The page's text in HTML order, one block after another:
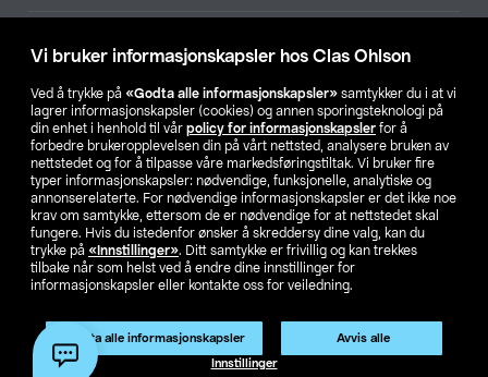
Vi bruker informasjonskapsler hos Clas Ohlson
Ved å trykke på «Godta alle informasjonskapsler» samtykker du i at vi
lagrer informasjonskapsler (cookies) og annen sporingsteknologi på
din enhet i henhold til vår policy for informasjonskapsler for å
forbedre brukeropplevelsen din på vårt nettsted, analysere bruken av
nettstedet og for å tilpasse våre markedsføringstiltak. Vi bruker fire
typer informasjonskapsler: nødvendige, funksjonelle, analytiske og
annonserelaterte. For nødvendige informasjonskapsler er det ikke noe
krav om samtykke, ettersom de er nødvendige for at nettstedet skal
fungere. Hvis du istedenfor ønsker å skreddersy dine valg, kan du
trykke på «Innstillinger». Ditt samtykke er frivillig og kan trekkes
tilbake når som helst ved å endre dine innstillinger for
informasjonskapsler eller kontakte oss for veiledning.
Godta alle informasjonskapsler Avvis alle
Innstillinger
Våre selskaper
Finn din butikk
SE NO FI
Privacy statement Medlemsvilkår Kjøpsvilkår
For bedrifter
Endre til priser ekskl. moms